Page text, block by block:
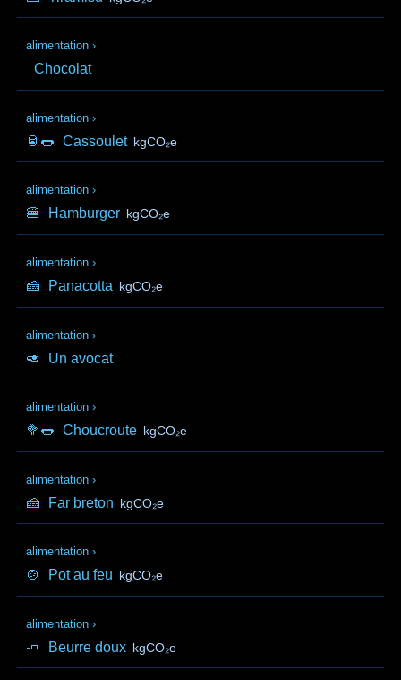
alimentation ›
Chocolat
alimentation ›
🥫🌭 Cassoulet kgCO₂e
alimentation ›
🍔 Hamburger kgCO₂e
alimentation ›
🍰 Panacotta kgCO₂e
alimentation ›
🥑 Un avocat
alimentation ›
🥦🌭 Choucroute kgCO₂e
alimentation ›
🍰 Far breton kgCO₂e
alimentation ›
🍲 Pot au feu kgCO₂e
alimentation ›
🧈 Beurre doux kgCO₂e